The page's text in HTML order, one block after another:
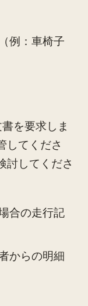
例：車椅子
を要求しま
してくださ
討してくださ
合の走行記
からの明細